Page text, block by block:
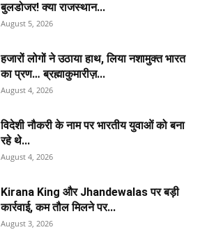
बुलडोजर! क्या राजस्थान...
August 5, 2026
हजारों लोगों ने उठाया हाथ, लिया नशामुक्त भारत
का प्रण… ब्रह्माकुमारीज़...
August 4, 2026
विदेशी नौकरी के नाम पर भारतीय युवाओं को बना
रहे थे...
August 4, 2026
Kirana King और Jhandewalas पर बड़ी
कार्रवाई, कम तौल मिलने पर...
August 3, 2026